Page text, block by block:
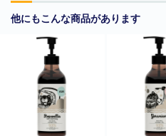
他にもこんな商品があります